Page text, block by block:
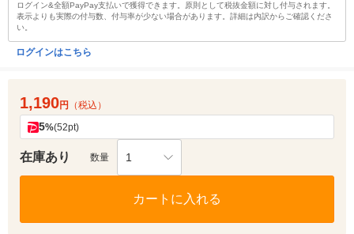
ログイン&全額PayPay支払いで獲得できます。原則として税抜金額に対し付与されます。
表示よりも実際の付与数、付与率が少ない場合があります。詳細は内訳からご確認くださ
い。
ログインはこちら
1,190円 （税込）
5%(52pt)
在庫あり 数量 1
カートに入れる